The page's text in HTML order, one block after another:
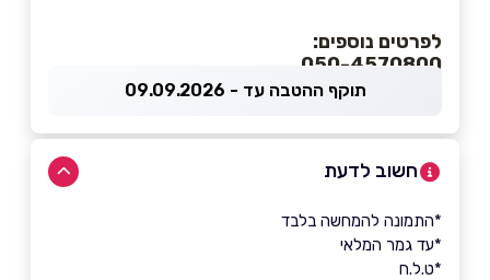
לפרטים נוספים:
050-4570800
תוקף ההטבה עד - 09.09.2026
חשוב לדעת
*התמונה להמחשה בלבד
*עד גמר המלאי
*ט.ל.ח